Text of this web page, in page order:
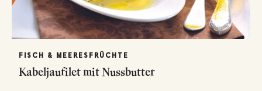
FISCH & MEERESFRÜCHTE
Kabeljaufilet mit Nussbutter